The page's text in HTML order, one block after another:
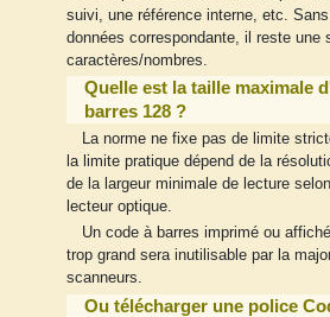
suivi, une référence interne, etc.
données correspondante, il reste une
caractères/nombres.
Quelle est la taille maximale
barres 128 ?
La norme ne fixe pas de limite
la limite pratique dépend de la
de la largeur minimale de lecture
lecteur optique.
Un code à barres imprimé ou
trop grand sera inutilisable par la
scanneurs.
Ou télécharger une police